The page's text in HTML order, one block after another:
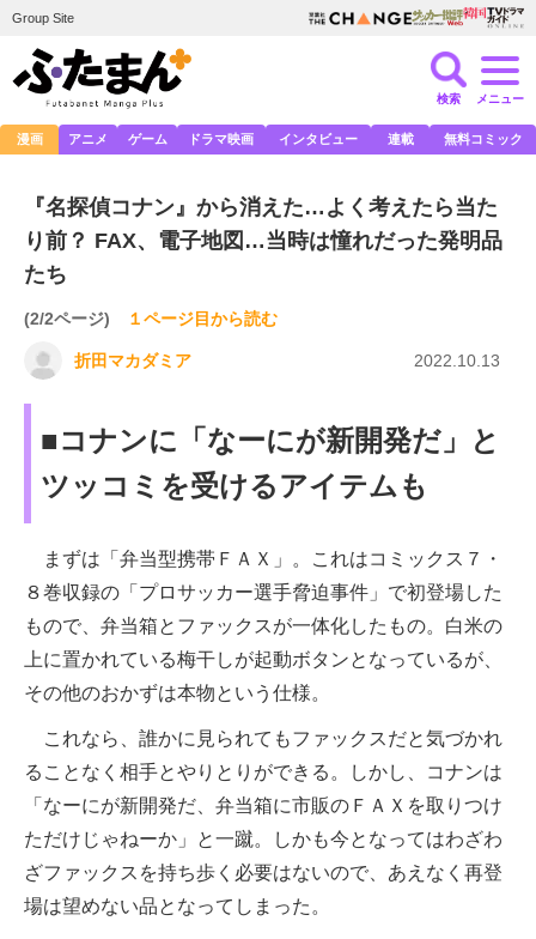
Group Site
検索 メニュー
漫画 アニメ ゲーム ドラマ映画 インタビュー 連載 無料コミック
『名探偵コナン』から消えた…よく考えたら当た
り前？ FAX、電子地図…当時は憧れだった発明品
たち
(2/2ページ) １ページ目から読む
折田マカダミア 2022.10.13
■コナンに「なーにが新開発だ」と
ツッコミを受けるアイテムも
まずは「弁当型携帯ＦＡＸ」。これはコミックス７・
８巻収録の「プロサッカー選手脅迫事件」で初登場した
もので、弁当箱とファックスが一体化したもの。白米の
上に置かれている梅干しが起動ボタンとなっているが、
その他のおかずは本物という仕様。
これなら、誰かに見られてもファックスだと気づかれ
ることなく相手とやりとりができる。しかし、コナンは
「なーにが新開発だ、弁当箱に市販のＦＡＸを取りつけ
ただけじゃねーか」と一蹴。しかも今となってはわざわ
ざファックスを持ち歩く必要はないので、あえなく再登
場は望めない品となってしまった。